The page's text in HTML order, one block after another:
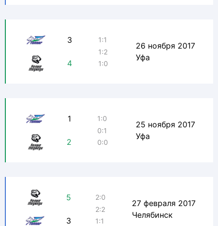
3
4
1:1
1:2
1:0
26 ноября 2017
Уфа
1
2
1:0
0:1
0:0
25 ноября 2017
Уфа
5
3
2:0
2:2
1:1
27 февраля 2017
Челябинск